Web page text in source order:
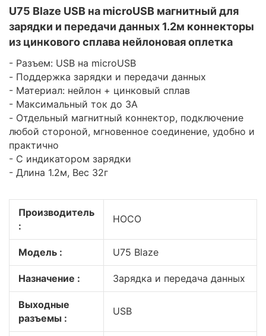
U75 Blaze USB на microUSB магнитный для
зарядки и передачи данных 1.2м коннекторы
из цинкового сплава нейлоновая оплетка
- Разъем: USB на microUSB
- Поддержка зарядки и передачи данных
- Материал: нейлон + цинковый сплав
- Максимальный ток до 3A
- Отдельный магнитный коннектор, подключение
любой стороной, мгновенное соединение, удобно и
практично
- С индикатором зарядки
- Длина 1.2м, Вес 32г
Производитель
:
HOCO
Модель : U75 Blaze
Назначение : Зарядка и передача данных
Выходные
разъемы :
USB